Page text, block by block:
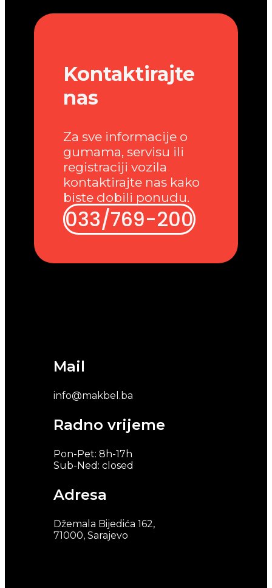
Mail
info@makbel.ba
Radno vrijeme
Pon-Pet: 8h-17h
Sub-Ned: closed
Adresa
Džemala Bijedića 162,
71000, Sarajevo
Kontaktirajte
nas
Za sve informacije o
gumama, servisu ili
registraciji vozila
kontaktirajte nas kako
biste dobili ponudu.
033/769-200